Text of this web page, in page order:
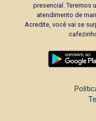
presencial. Teremos
atendimento de
Acredite, você vai se